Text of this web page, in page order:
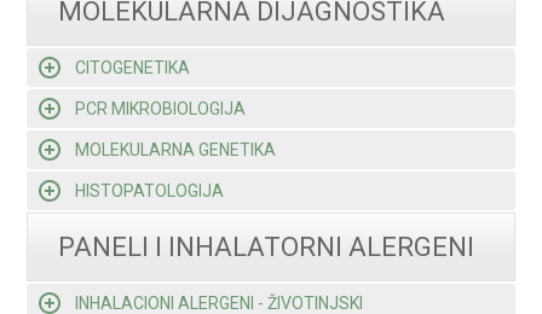
MOLEKULARNA DIJAGNOSTIKA
CITOGENETIKA
PCR MIKROBIOLOGIJA
MOLEKULARNA GENETIKA
HISTOPATOLOGIJA
PANELI I INHALATORNI ALERGENI
INHALACIONI ALERGENI - ŽIVOTINJSKI